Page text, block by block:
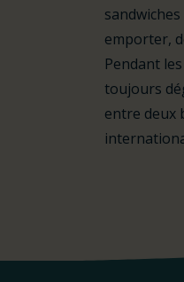
emporter,
Pendant
toujours
entre deux